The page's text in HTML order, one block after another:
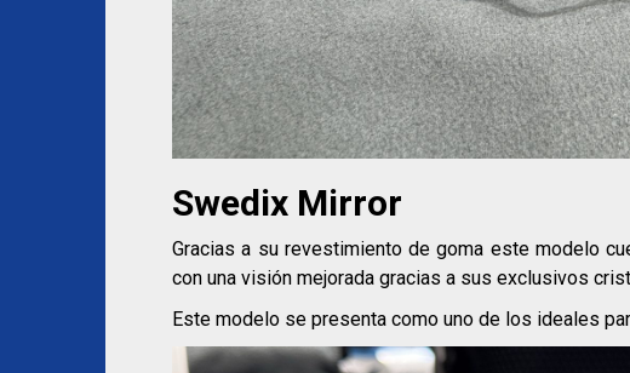
Swedix Mirror
Gracias a su revestimiento de goma este modelo
con una visión mejorada gracias a sus exclusivos
Este modelo se presenta como uno de los ideales